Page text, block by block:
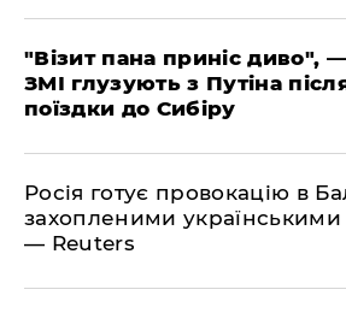
"Візит пана приніс диво", —
ЗМІ глузують з Путіна
поїздки до Сибіру
Росія готує провокацію в
захопленими
— Reuters